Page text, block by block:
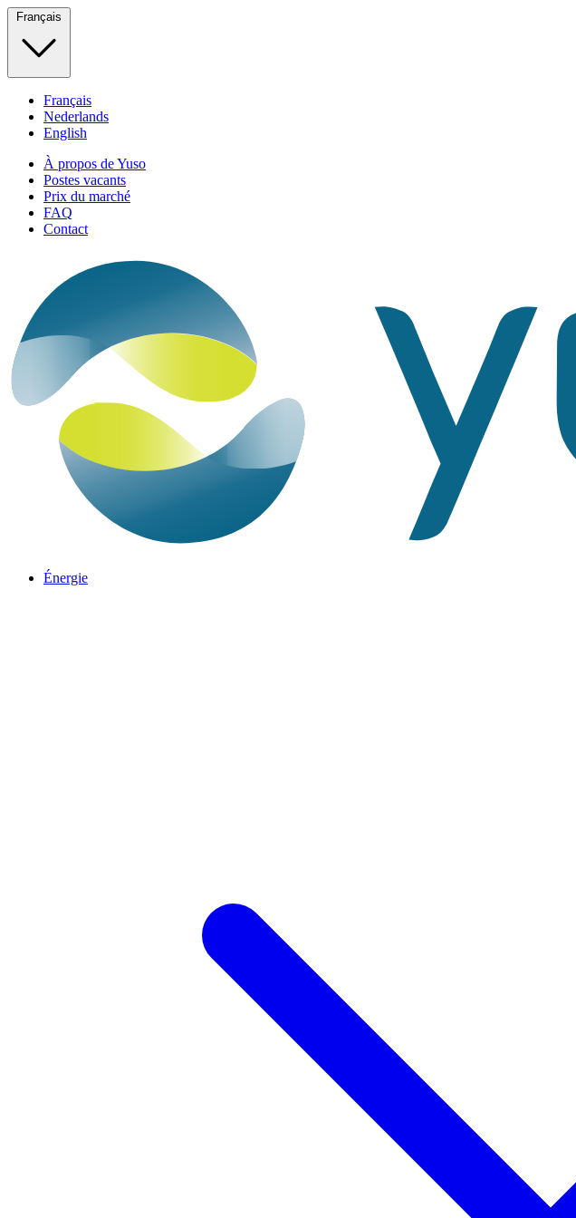
Français
Français
Nederlands
English
À propos de Yuso
Postes vacants
Prix du marché
FAQ
Contact
Énergie